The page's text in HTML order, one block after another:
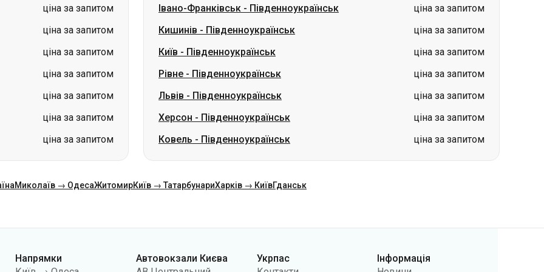
ціна за запитом
ціна за запитом
ціна за запитом
ціна за запитом
Рівне-Південноукраїнськ
ціна за запитом
Львів-Південноукраїнськ
ціна за запитом
Херсон-Південноукраїнськ
ціна за запитом
Ковель-Південноукраїнськ ціна за запитом
Миколаїв → ОдесаЖитомир Київ → ТатарбунариХарків → КиївГданськ
Варшава → Дніпро
Дніпро → Одеса
АС Південна
АС Дарниця
Політики
конфіденційності
Повернення квитків
Карта сайту